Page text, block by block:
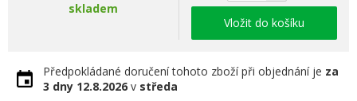
skladem
Vložit do košíku
Předpokládané doručení tohoto zboží při objednání je za
3 dny 12.8.2026 v středa